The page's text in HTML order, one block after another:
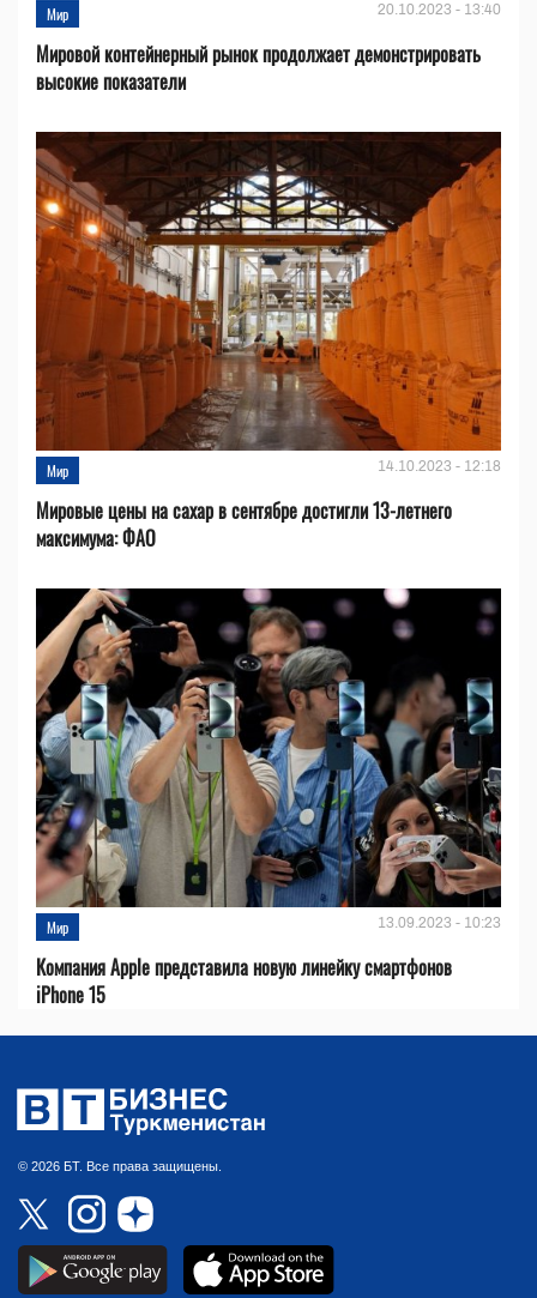
Мир 20.10.2023 - 13:40
Мировой контейнерный рынок продолжает демонстрировать
высокие показатели
Мир 14.10.2023 - 12:18
Мировые цены на сахар в сентябре достигли 13-летнего
максимума: ФАО
Мир 13.09.2023 - 10:23
Компания Apple представила новую линейку смартфонов
iPhone 15
© 2026 БТ. Все права защищены.